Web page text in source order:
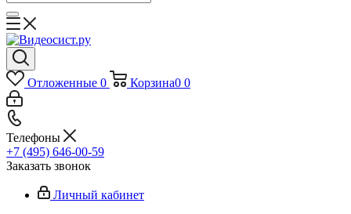
Отложенные 0 Корзина0 0
Телефоны
+7 (495) 646-00-59
Заказать звонок
Личный кабинет